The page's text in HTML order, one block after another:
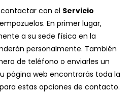
contactar con el Servicio
En primer lugar,
a su sede física en la
personalmente. También
de teléfono o enviarles un
página web encontrarás toda la
estas opciones de contacto.